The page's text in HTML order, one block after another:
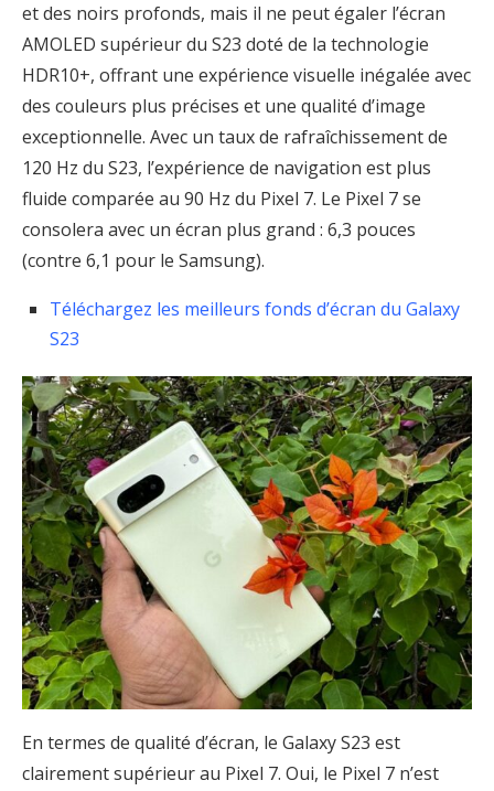
et des noirs profonds, mais il ne peut égaler l’écran
AMOLED supérieur du S23 doté de la technologie
HDR10+, offrant une expérience visuelle inégalée avec
des couleurs plus précises et une qualité d’image
exceptionnelle. Avec un taux de rafraîchissement de
120 Hz du S23, l’expérience de navigation est plus
fluide comparée au 90 Hz du Pixel 7. Le Pixel 7 se
consolera avec un écran plus grand : 6,3 pouces
(contre 6,1 pour le Samsung).
Téléchargez les meilleurs fonds d’écran du Galaxy
S23
En termes de qualité d’écran, le Galaxy S23 est
clairement supérieur au Pixel 7. Oui, le Pixel 7 n’est